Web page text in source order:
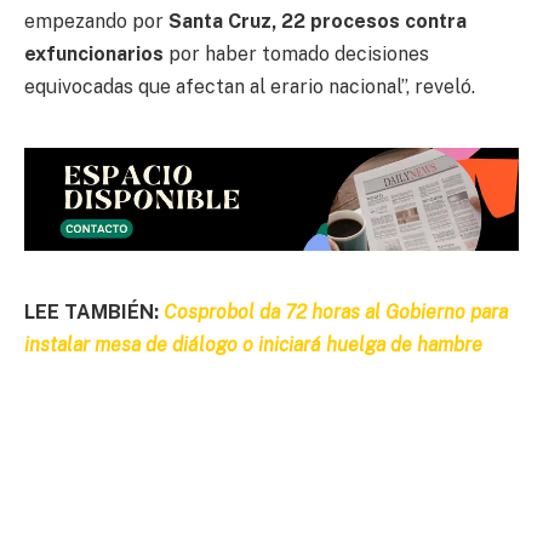
empezando por Santa Cruz, 22 procesos contra
exfuncionarios por haber tomado decisiones
equivocadas que afectan al erario nacional”, reveló.
LEE TAMBIÉN: Cosprobol da 72 horas al Gobierno para
instalar mesa de diálogo o iniciará huelga de hambre